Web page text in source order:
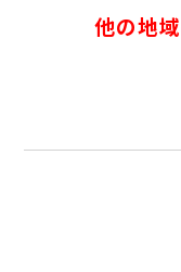
他の地